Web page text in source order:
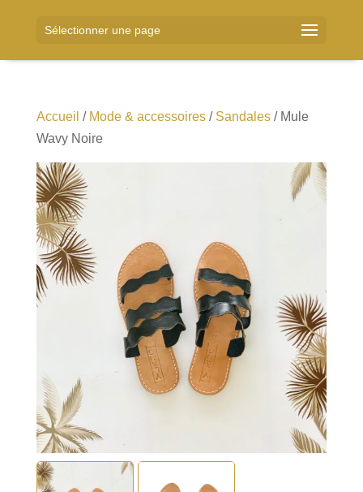
Sélectionner une page
Accueil / Mode & accessoires/ Sandales/ Mule
Wavy Noire